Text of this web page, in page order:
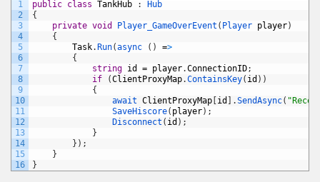
1
2
3
4
5
6
7
8
9
10
11
12
13
14
15
16
public class TankHub :
Hub
{
private void Player_GameOverEvent ( Player player)
{
Task. Run(async ( ) =>
{
string id = player.ConnectionID;
if
(ClientProxyMap.ContainsKey( id ) )
{
await ClientProxyMap id .SendAsync(
SaveHiscore( player) ;
Disconnect ( id ) ;
}
} ) ;
}
}